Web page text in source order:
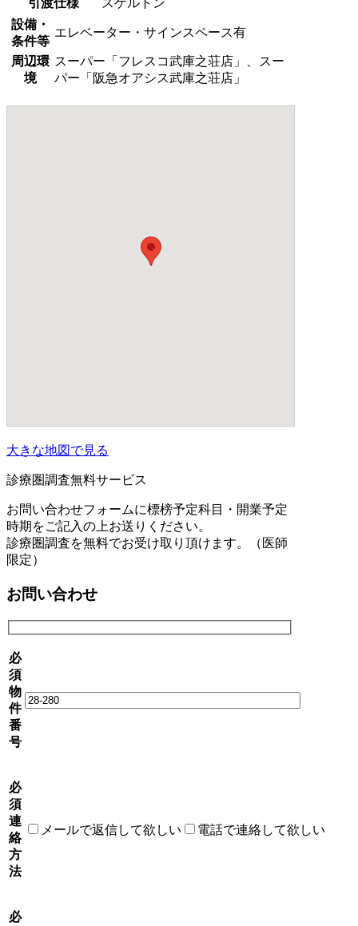
引渡仕様
スケルトン
設備・
条件等
エレベーター・サインスペース有
周辺環
境
スーパー「フレスコ武庫之荘店」、スー
パー「阪急オアシス武庫之荘店」
大きな地図で見る
診療圏調査無料サービス
お問い合わせフォームに標榜予定科目・開業予定
時期をご記入の上お送りください。
診療圏調査を無料でお受け取り頂けます。（医師
限定）
お問い合わせ
必
須
物
件
番
号
必
須
連
絡
方
法
メールで返信して欲しい 電話で連絡して欲しい
必